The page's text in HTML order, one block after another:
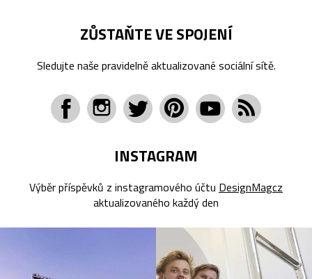
ZŮSTAŇTE VE SPOJENÍ
Sledujte naše pravidelně aktualizované sociální sítě.
INSTAGRAM
Výběr příspěvků z instagramového účtu DesignMagcz
aktualizovaného každý den